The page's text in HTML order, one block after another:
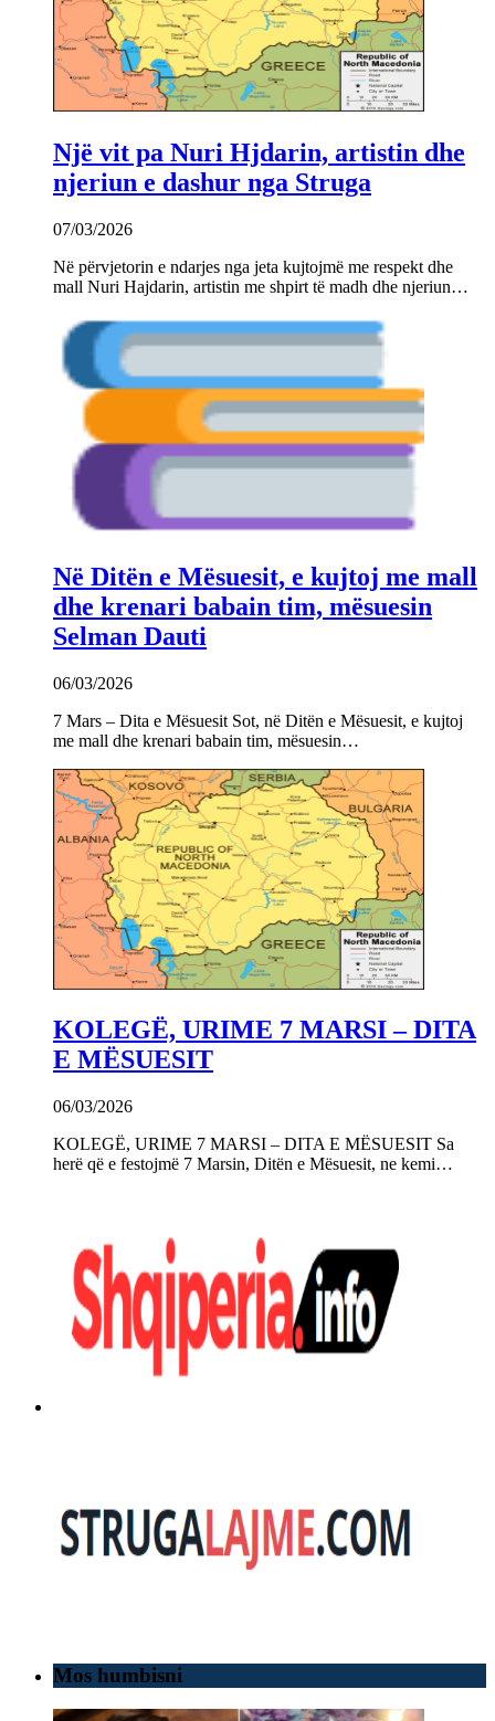
Një vit pa Nuri Hjdarin, artistin dhe
njeriun e dashur nga Struga
07/03/2026
Në përvjetorin e ndarjes nga jeta kujtojmë me respekt dhe
mall Nuri Hajdarin, artistin me shpirt të madh dhe njeriun…
Në Ditën e Mësuesit, e kujtoj me mall
dhe krenari babain tim, mësuesin
Selman Dauti
06/03/2026
7 Mars – Dita e Mësuesit Sot, në Ditën e Mësuesit, e kujtoj
me mall dhe krenari babain tim, mësuesin…
KOLEGË, URIME 7 MARSI – DITA
E MËSUESIT
06/03/2026
KOLEGË, URIME 7 MARSI – DITA E MËSUESIT Sa
herë që e festojmë 7 Marsin, Ditën e Mësuesit, ne kemi…
Mos humbisni